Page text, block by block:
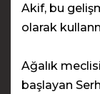
Akif, bu
olarak
Ağalık
başlayan